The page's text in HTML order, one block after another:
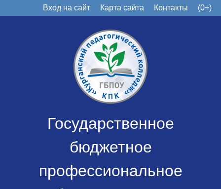
Вход на сайт Карта сайта Контакты (0+)
Государственное
бюджетное
профессиональное